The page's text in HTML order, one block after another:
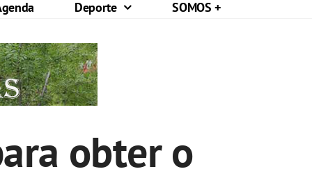
Deporte SOMOS +
obter o